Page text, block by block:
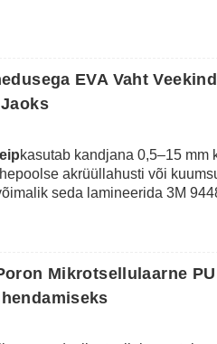
EVA Vaht
kasutab kandjana 0,5–15 mm
akrüüllahusti või
seda lamineerida 3M
õlikindlus,
täitmine, mööbli kaitse,
või autode sise- või väliskülje
Mikrotsellulaarne